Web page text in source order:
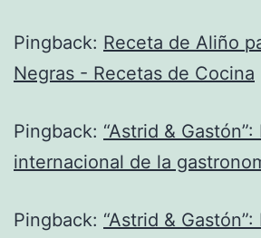
Pingback: Receta de Aliño
Negras - Recetas de Cocina
Pingback: “Astrid &
internacional de la
Pingback: “Astrid &